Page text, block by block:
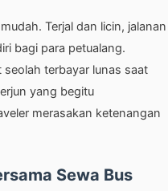
Terjal dan licin, jalanan
bagi para petualang.
terbayar lunas saat
yang begitu
merasakan ketenangan
Sewa Bus